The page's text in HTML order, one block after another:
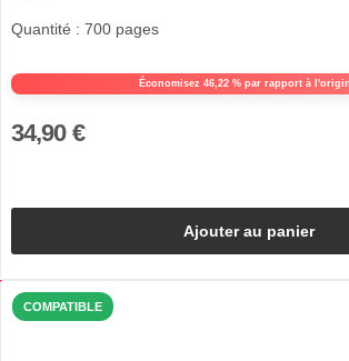
Économisez 46,22 % par rapport à
Quantité : 700 pages
34,90 €
Ajouter au panier
COMPATIBLE